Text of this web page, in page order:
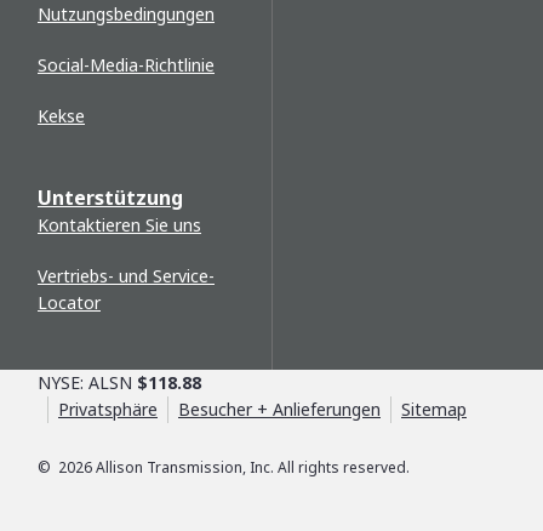
Nutzungsbedingungen
Social-Media-Richtlinie
Kekse
Unterstützung
Kontaktieren Sie uns
Vertriebs- und Service-
Locator
© 2026Allison Transmission, Inc. All rights reserved.
NYSE: ALSN $118.88
Privatsphäre
Besucher + Anlieferungen Sitemap